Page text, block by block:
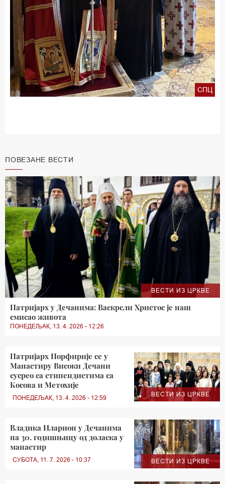
СПЦ
ПОВЕЗАНЕ ВЕСТИ
ВЕСТИ ИЗ ЦРКВЕ
Патријарх у Дечанима: Васкрсли Христос је наш
смисао живота
ПОНЕДЕЉАК, 13. 4. 2026 - 12:26
ВЕСТИ ИЗ ЦРКВЕ
Патријарх Порфирије се у
Манастиру Високи Дечани
сусрео са стипендистима са
Косова и Метохије
ПОНЕДЕЉАК, 13. 4. 2026 - 12:59
ВЕСТИ ИЗ ЦРКВЕ
Владика Иларион у Дечанима
на 30. годишњицу од доласка у
манастир
СУБОТА, 11. 7. 2026 - 10:37